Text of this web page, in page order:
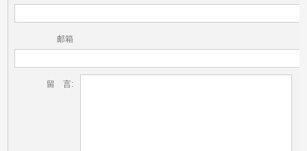
邮箱
留 言: